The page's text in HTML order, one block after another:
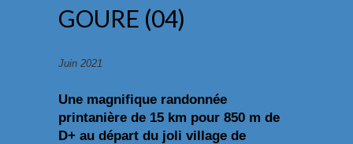
GOURE (04)
Juin 2021
Une magnifique randonnée
printanière de 15 km pour 850 m de
D+ au départ du joli village de